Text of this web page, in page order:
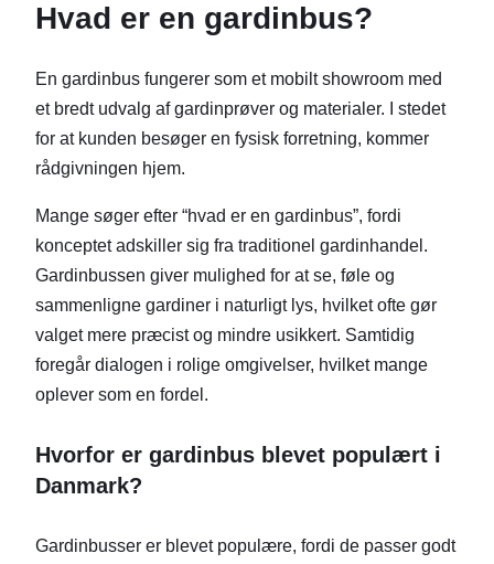
Hvad er en gardinbus?
En gardinbus fungerer som et mobilt showroom med
et bredt udvalg af gardinprøver og materialer. I stedet
for at kunden besøger en fysisk forretning, kommer
rådgivningen hjem.
Mange søger efter “hvad er en gardinbus”, fordi
konceptet adskiller sig fra traditionel gardinhandel.
Gardinbussen giver mulighed for at se, føle og
sammenligne gardiner i naturligt lys, hvilket ofte gør
valget mere præcist og mindre usikkert. Samtidig
foregår dialogen i rolige omgivelser, hvilket mange
oplever som en fordel.
Hvorfor er gardinbus blevet populært i
Danmark?
Gardinbusser er blevet populære, fordi de passer godt